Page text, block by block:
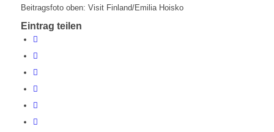
Beitragsfoto oben: Visit Finland/Emilia Hoisko
Eintrag teilen